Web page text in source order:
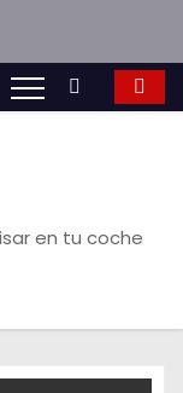
en tu coche